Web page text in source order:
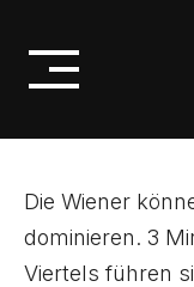
content
Die Wiener
dominieren. 3
Viertels führen